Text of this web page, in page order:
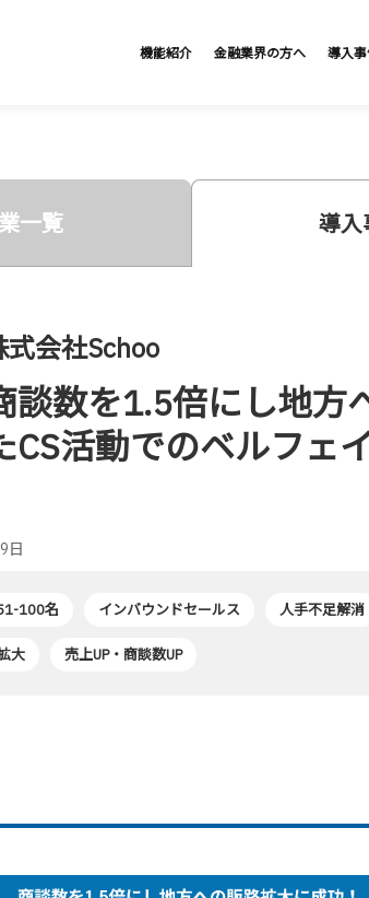
機能紹介 金融業界の方へ 導入
一覧 導入
式会社Schoo
談数を1.5倍にし地方
CS活動でのベルフェ
日
100名 インバウンドセールス 人手不足解消
大 売上UP・商談数UP